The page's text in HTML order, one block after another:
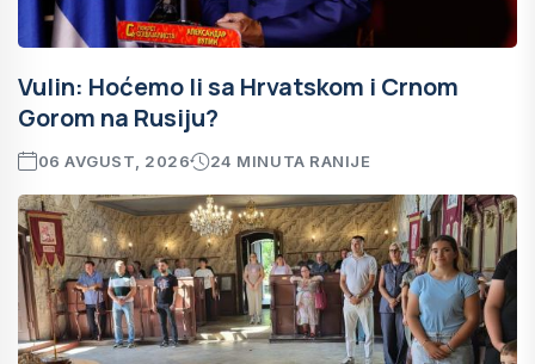
Vulin: Hoćemo li sa Hrvatskom i Crnom
Gorom na Rusiju?
06 AVGUST, 2026 24 MINUTA RANIJE